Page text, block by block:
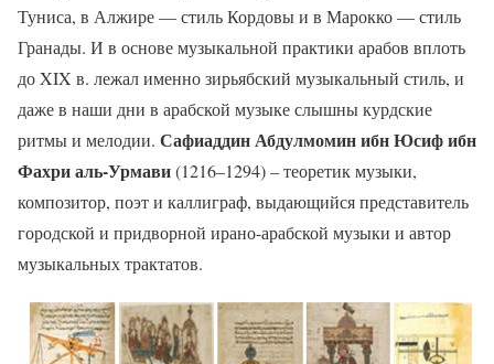
Туниса, в Алжире — стиль Кордовы и в Марокко — стиль
Гранады. И в основе музыкальной практики арабов вплоть
до XIX в. лежал именно зирьябский музыкальный стиль, и
даже в наши дни в арабской музыке слышны курдские
ритмы и мелодии. Сафиаддин Абдулмомин ибн Юсиф ибн
Фахри аль-Урмави(1216–1294) – теоретик музыки,
композитор, поэт и каллиграф, выдающийся представитель
городской и придворной ирано-арабской музыки и автор
музыкальных трактатов.